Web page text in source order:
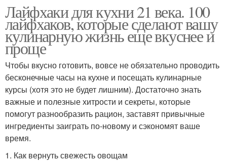
Лайфхаки для кухни 21 века. 100
лайфхаков, которые сделают вашу
кулинарную жизнь еще вкуснее и
проще
Чтобы вкусно готовить, вовсе не обязательно проводить
бесконечные часы на кухне и посещать кулинарные
курсы (хотя это не будет лишним). Достаточно знать
важные и полезные хитрости и секреты, которые
помогут разнообразить рацион, заставят привычные
ингредиенты заиграть по-новому и сэкономят ваше
время.
1. Как вернуть свежесть овощам